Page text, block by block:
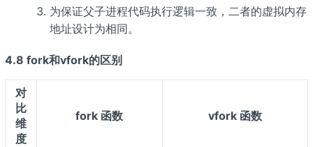
为保证父子进程代码执行逻辑一致，二者的虚拟内存
地址设计为相同。
4.8 fork和vfork的区别
对
比
维
度
fork 函数 vfork 函数